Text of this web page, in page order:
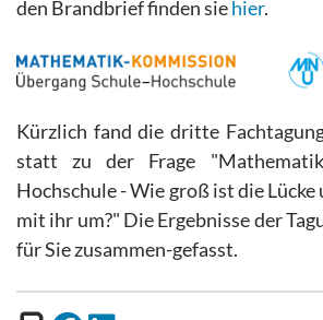
den Brandbrief finden siehier.
Kürzlich fand die dritte
statt zu der Frage
Hochschule - Wie groß ist die
mit ihr um?" Die Ergebnisse der
für Sie zusammen-gefasst.